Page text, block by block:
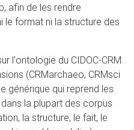
afin de les rendre
le format ni la structure des
l'ontologie du CIDOC-CRM
(CRMarchaeo, CRMsci
générique qui reprend les
la plupart des corpus
la structure, le fait, le